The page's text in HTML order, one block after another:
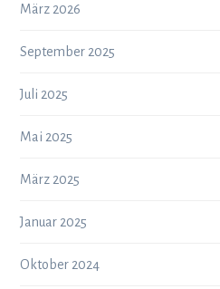
März 2026
September 2025
Juli 2025
Mai 2025
März 2025
Januar 2025
Oktober 2024